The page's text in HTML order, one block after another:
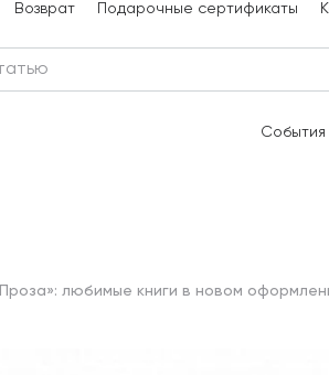
Возврат Подарочные сертификаты
События
любимые книги в новом